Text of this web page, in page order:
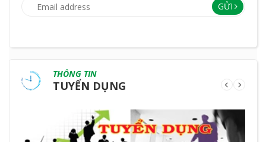
GỬI
THÔNG TIN
TUYỂN DỤNG